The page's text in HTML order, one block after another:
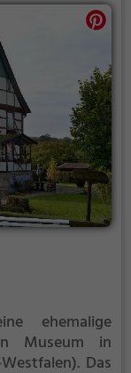
ehemalige
Museum in
Das